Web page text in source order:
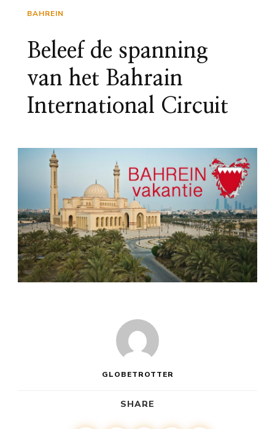
BAHREIN
Beleef de spanning
van het Bahrain
International Circuit
GLOBETROTTER
SHARE